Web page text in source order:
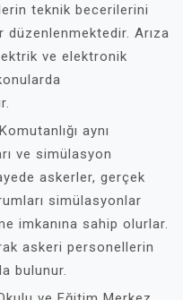
teknik becerilerini
Arıza
ve elektronik
aynı
ve simülasyon
askerler, gerçek
simülasyonlar
imkanına sahip olurlar.
askeri personellerin
bulunur.